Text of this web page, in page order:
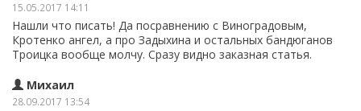
15.05.2017 14:11
Нашли что писать! Да посравнению с Виноградовым,
Кротенко ангел, а про Задыхина и остальных бандюганов
Троицка вообще молчу. Сразу видно заказная статья.
Михаил
28.09.2017 13:54